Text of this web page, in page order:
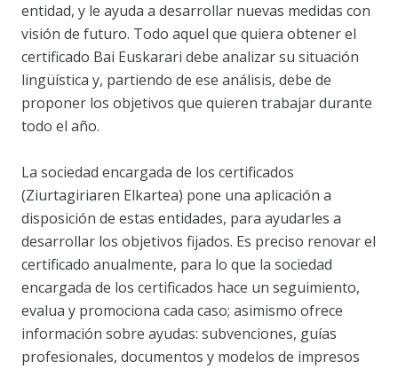
entidad, y le ayuda a desarrollar nuevas medidas con
visión de futuro. Todo aquel que quiera obtener el
certificado Bai Euskarari debe analizar su situación
lingüística y, partiendo de ese análisis, debe de
proponer los objetivos que quieren trabajar durante
todo el año.
La sociedad encargada de los certificados
(Ziurtagiriaren Elkartea) pone una aplicación a
disposición de estas entidades, para ayudarles a
desarrollar los objetivos fijados. Es preciso renovar el
certificado anualmente, para lo que la sociedad
encargada de los certificados hace un seguimiento,
evalua y promociona cada caso; asimismo ofrece
información sobre ayudas: subvenciones, guías
profesionales, documentos y modelos de impresos